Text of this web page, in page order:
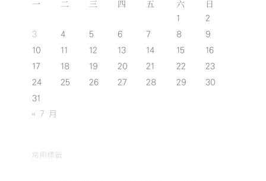
一 二 三 四 五 六 日
1
2
3
4 5 6 7 8
9
10
11 12 13 14 15
16
17
18 19 20 21 22
23
24
25 26 27 28 29
30
31
« 7 月
常用標籤